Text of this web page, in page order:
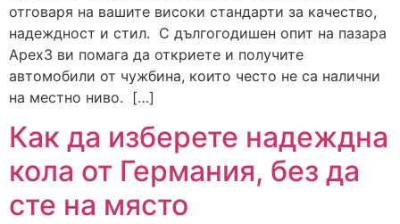
отговаря на вашите високи стандарти за качество,
надеждност и стил. С дългогодишен опит на пазара
Apex3 ви помага да откриете и получите
автомобили от чужбина, които често не са налични
на местно ниво. […]
Как да изберете надеждна
кола от Германия, без да
сте на място